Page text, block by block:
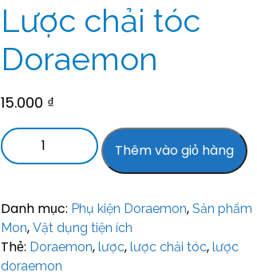
Lược chải tóc
Doraemon
15.000 ₫
Thêm vào giỏ hàng
Danh mục: Phụ kiện Doraemon, Sản phẩm
Mon, Vật dụng tiện ích
Thẻ: Doraemon, lược, lược chải tóc, lược
doraemon